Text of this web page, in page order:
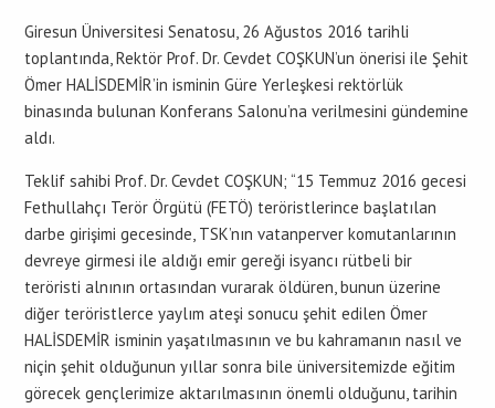
Giresun Üniversitesi Senatosu, 26 Ağustos 2016 tarihli
toplantında, Rektör Prof. Dr. Cevdet COŞKUN’un önerisi ile Şehit
Ömer HALİSDEMİR’in isminin Güre Yerleşkesi rektörlük
binasında bulunan Konferans Salonu’na verilmesini gündemine
aldı.
Teklif sahibi Prof. Dr. Cevdet COŞKUN; “15 Temmuz 2016 gecesi
Fethullahçı Terör Örgütü (FETÖ) teröristlerince başlatılan
darbe girişimi gecesinde, TSK’nın vatanperver komutanlarının
devreye girmesi ile aldığı emir gereği isyancı rütbeli bir
teröristi alnının ortasından vurarak öldüren, bunun üzerine
diğer teröristlerce yaylım ateşi sonucu şehit edilen Ömer
HALİSDEMİR isminin yaşatılmasının ve bu kahramanın nasıl ve
niçin şehit olduğunun yıllar sonra bile üniversitemizde eğitim
görecek gençlerimize aktarılmasının önemli olduğunu, tarihin